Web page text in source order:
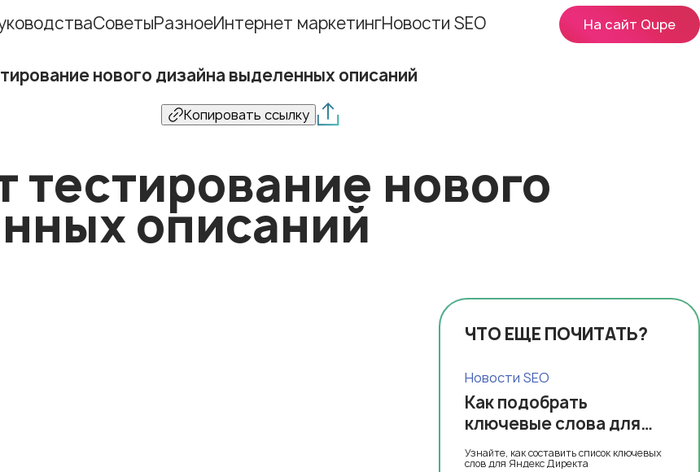
СоветыРазноеИнтернет маркетингНовости SEO На сайт Qupe
нового дизайна выделенных описаний
Копировать ссылку
тестирование нового
описаний
ЧТО ЕЩЕ ПОЧИТАТЬ?
Новости SEO
Как подобрать
ключевые слова для
Яндекс Директа
Узнайте, как составить список ключевых
слов для Яндекс Директа